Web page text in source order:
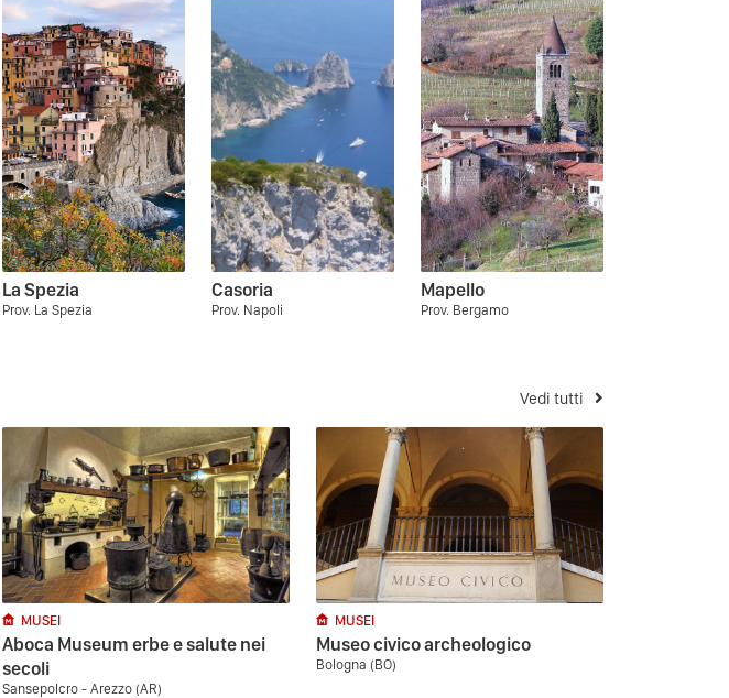
La Spezia
Prov. La Spezia
Casoria
Prov. Napoli
Mapello
Prov. Bergamo
Vedi tutti
MUSEI
Aboca Museum erbe e salute nei
secoli
Sansepolcro - Arezzo (AR)
MUSEI
Museo civico archeologico
Bologna (BO)